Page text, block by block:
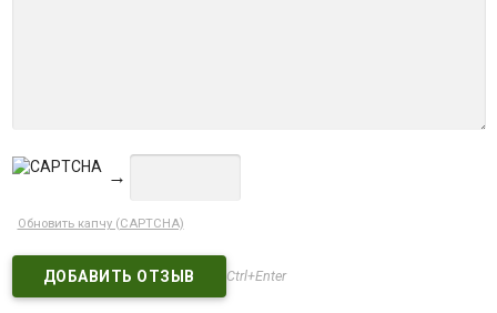
→
Обновить капчу (CAPTCHA)
Ctrl+Enter